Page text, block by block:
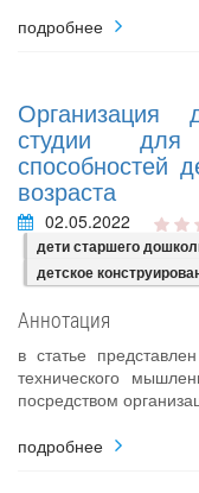
подробнее
Организация
студии для
способностей
возраста
02.05.2022
дети старшего
детское
Аннотация
в статье
технического
посредством
подробнее